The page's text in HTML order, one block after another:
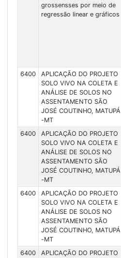
grossensses por meio de
regressão linear e gráficos
6400
APLICAÇÃO DO PROJETO
SOLO VIVO NA COLETA E
ANÁLISE DE SOLOS NO
ASSENTAMENTO SÃO
JOSÉ COUTINHO, MATUPÁ
-MT
6400
APLICAÇÃO DO PROJETO
SOLO VIVO NA COLETA E
ANÁLISE DE SOLOS NO
ASSENTAMENTO SÃO
JOSÉ COUTINHO, MATUPÁ
-MT
6400
APLICAÇÃO DO PROJETO
SOLO VIVO NA COLETA E
ANÁLISE DE SOLOS NO
ASSENTAMENTO SÃO
JOSÉ COUTINHO, MATUPÁ
-MT
6400
APLICAÇÃO DO PROJETO